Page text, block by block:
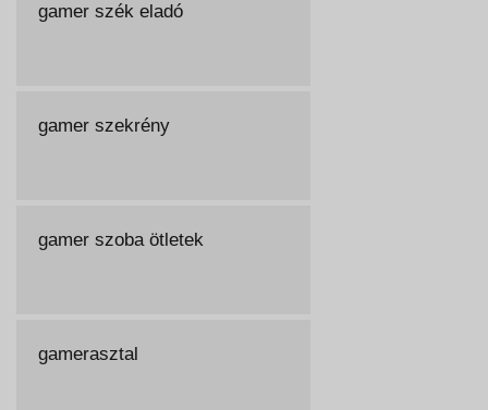
gamer szék eladó
gamer szekrény
gamer szoba ötletek
gamerasztal